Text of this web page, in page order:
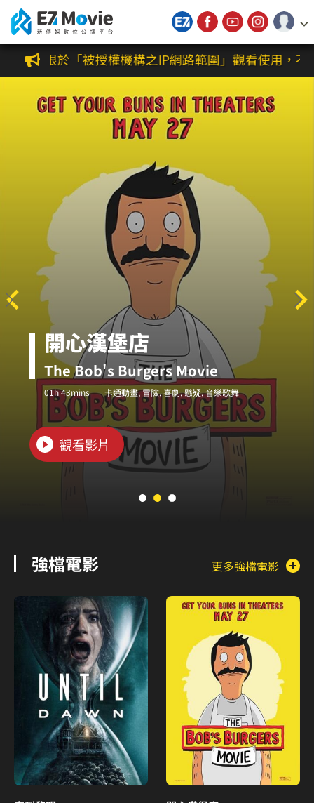
新傳媒數位公播平台
「被授權機構之IP網路範圍」觀看使用，不得提供家
開心漢堡店
The Bob's Burgers Movie
01h 43mins 卡通動畫 冒險 喜劇 懸疑 音樂歌舞
觀看影片
強檔電影 更多強檔電影